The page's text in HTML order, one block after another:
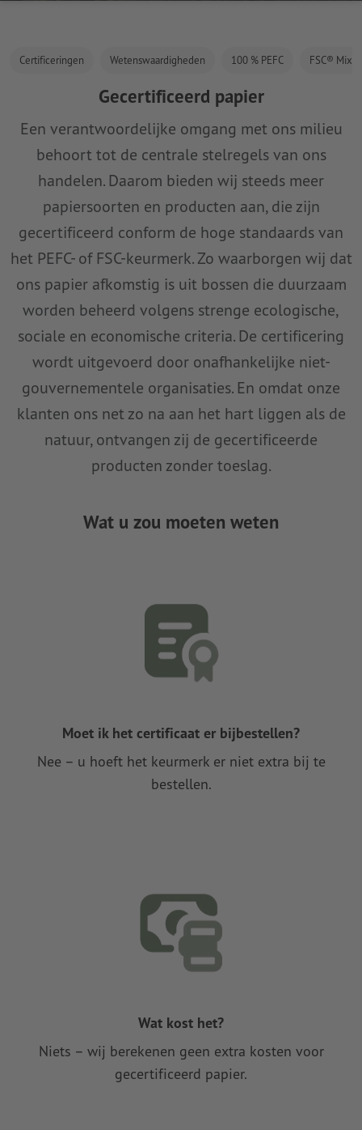
Certificeringen Wetenswaardigheden 100 % PEFC FSC® Mix
Gecertificeerd papier
Een verantwoordelijke omgang met ons milieu
behoort tot de centrale stelregels van ons
handelen. Daarom bieden wij steeds meer
papiersoorten en producten aan, die zijn
gecertificeerd conform de hoge standaards van
het PEFC- of FSC-keurmerk. Zo waarborgen wij dat
ons papier afkomstig is uit bossen die duurzaam
worden beheerd volgens strenge ecologische,
sociale en economische criteria. De certificering
wordt uitgevoerd door onafhankelijke niet-
gouvernementele organisaties. En omdat onze
klanten ons net zo na aan het hart liggen als de
natuur, ontvangen zij de gecertificeerde
producten zonder toeslag.
Wat u zou moeten weten
Moet ik het certificaat er bijbestellen?
Nee – u hoeft het keurmerk er niet extra bij te
bestellen.
Wat kost het?
Niets – wij berekenen geen extra kosten voor
gecertificeerd papier.